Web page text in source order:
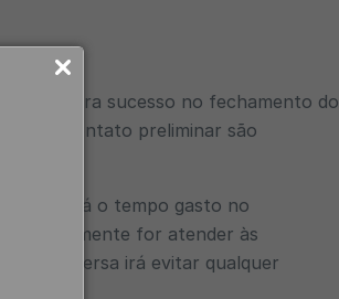
que ocorra sucesso no fechamento do
e no contato preliminar são
diminuirá o tempo gasto no
que realmente for atender às
da conversa irá evitar qualquer